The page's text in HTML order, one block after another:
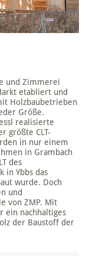
und Zimmerei
etabliert und
Holzbaubetrieben
Größe.
realisierte
größte CLT-
in nur einem
in Grambach
des
in Ybbs das
wurde. Doch
und
von ZMP. Mit
ein nachhaltiges
der Baustoff der